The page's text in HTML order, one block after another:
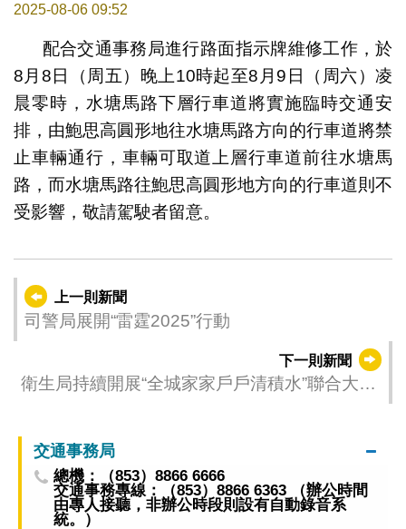
2025-08-06 09:52
配合交通事務局進行路面指示牌維修工作，於
8月8日（周五）晚上10時起至8月9日（周六）凌
晨零時，水塘馬路下層行車道將實施臨時交通安
排，由鮑思高圓形地往水塘馬路方向的行車道將禁
止車輛通行，車輛可取道上層行車道前往水塘馬
路，而水塘馬路往鮑思高圓形地方向的行車道則不
受影響，敬請駕駛者留意。
上一則新聞
司警局展開“雷霆2025”行動
下一則新聞
衛生局持續開展“全城家家戶戶清積水”聯合大行
到家
交通事務局
總機：（853）8866 6666
交通事務專線：（853）8866 6363 （辦公時間
由專人接聽，非辦公時段則設有自動錄音系
統。）